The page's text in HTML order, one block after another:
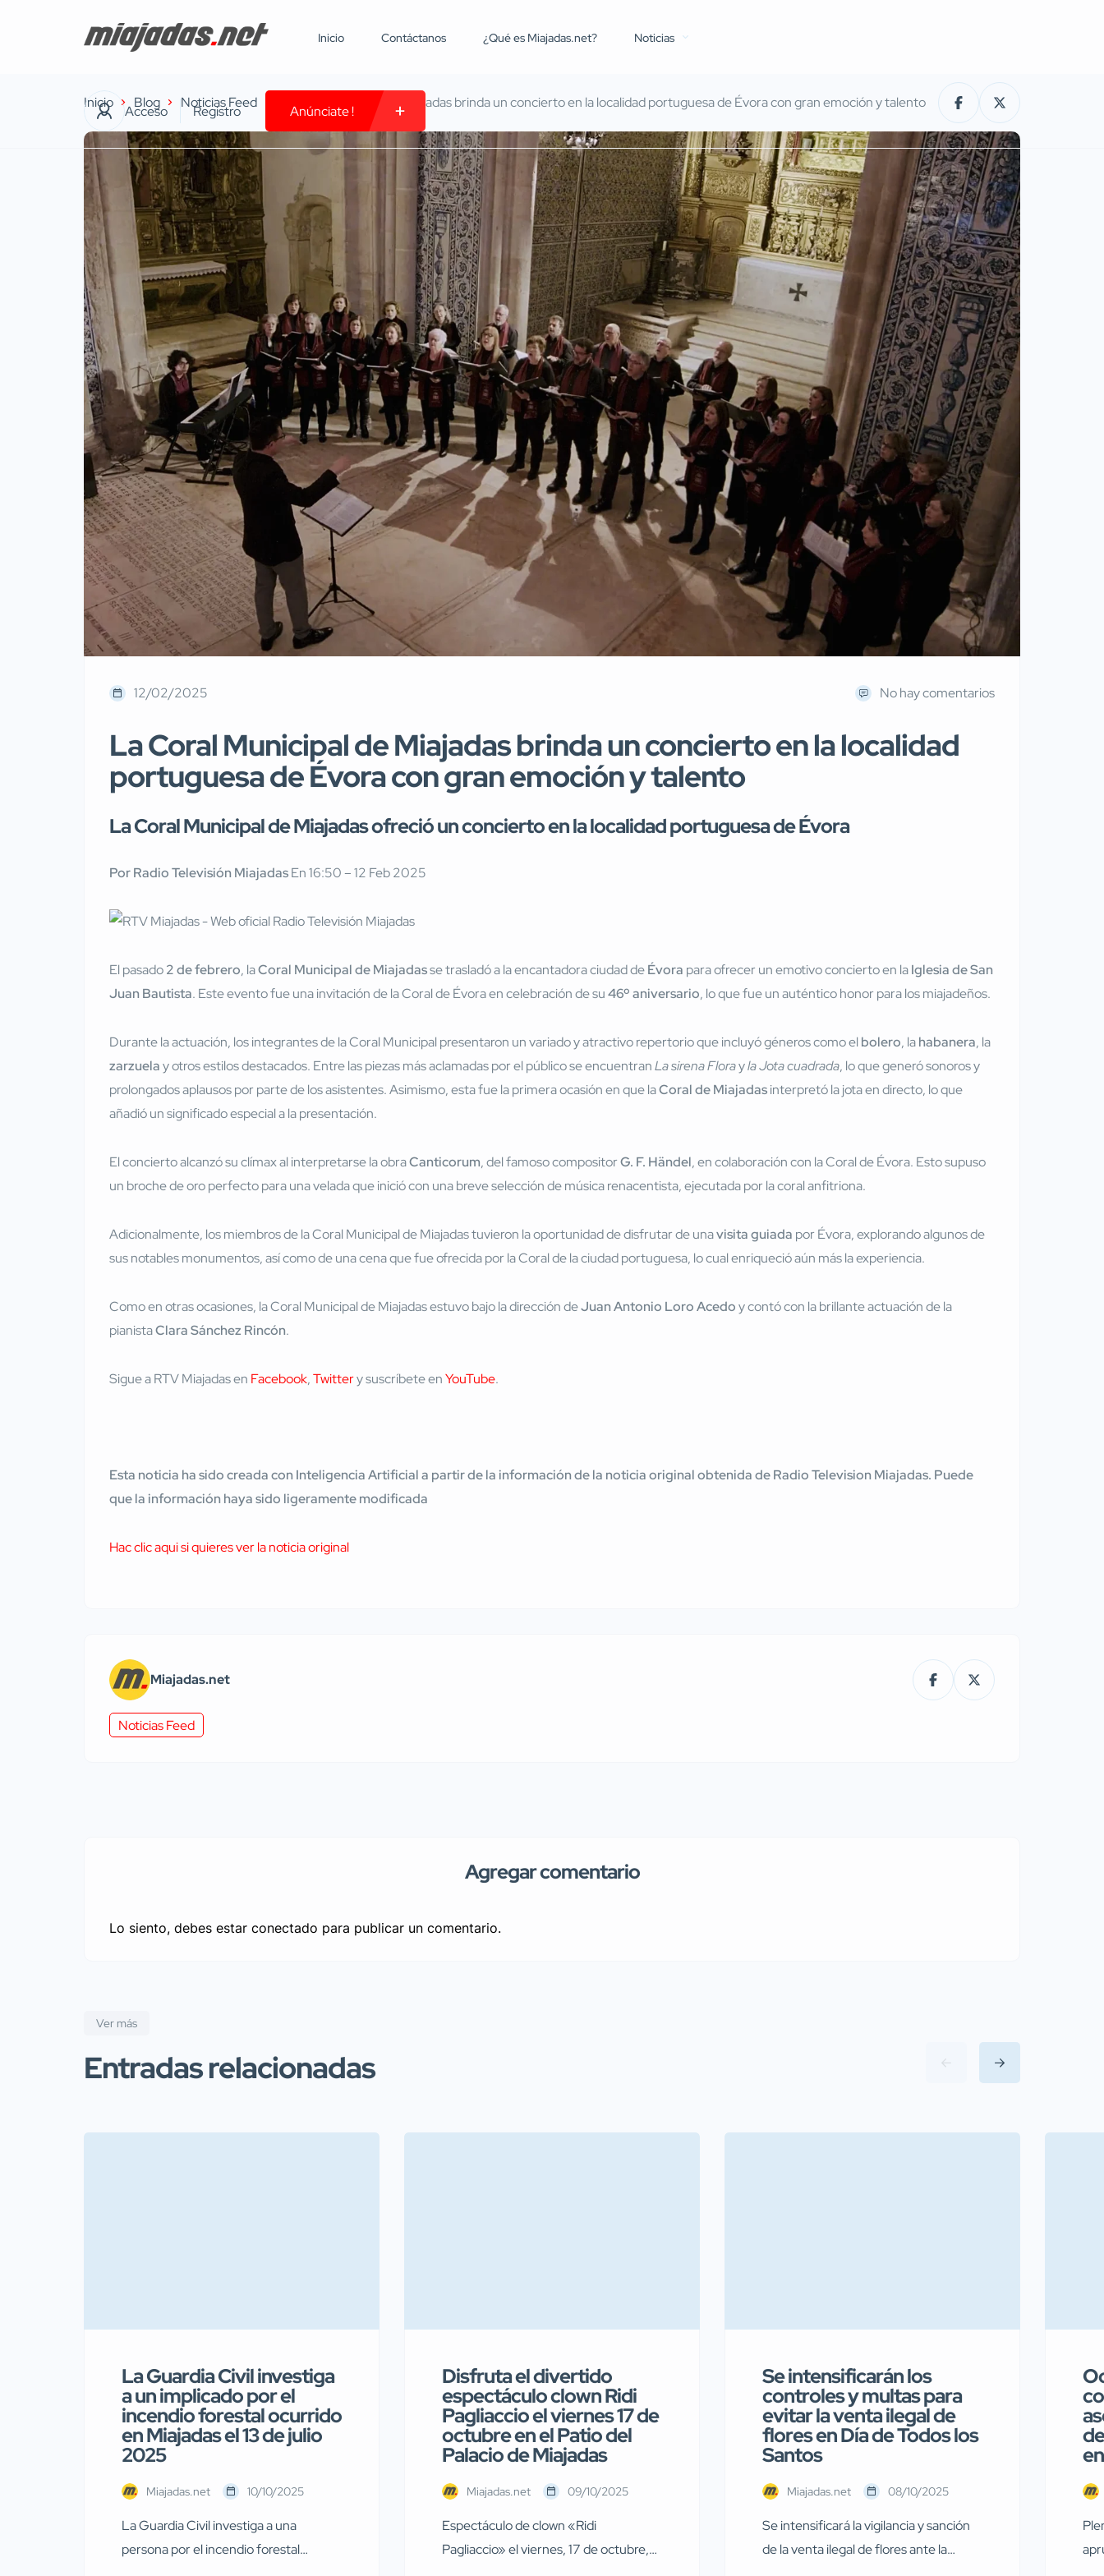
Inicio Contáctanos ¿Qué es Miajadas.net? Noticias
Acceso Registro Anúnciate !
Inicio Blog Noticias Feed La Coral Municipal de Miajadas brinda un concierto en la localidad portuguesa de Évora con gran emoción y talento
12/02/2025 No hay comentarios
La Coral Municipal de Miajadas brinda un concierto en la localidad
portuguesa de Évora con gran emoción y talento
La Coral Municipal de Miajadas ofreció un concierto en la localidad portuguesa de Évora
Por Radio Televisión MiajadasEn 16:50 – 12 Feb 2025
El pasado2 de febrero, laCoral Municipal de Miajadasse trasladó a la encantadora ciudad deÉvora para ofrecer un emotivo concierto en laIglesia de San
Juan Bautista. Este evento fue una invitación de la Coral de Évora en celebración de su46º aniversario, lo que fue un auténtico honor para los miajadeños.
Durante la actuación, los integrantes de la Coral Municipal presentaron un variado y atractivo repertorio que incluyó géneros como elbolero, lahabanera, la
zarzuelay otros estilos destacados. Entre las piezas más aclamadas por el público se encuentranLa sirena Florayla Jota cuadrada, lo que generó sonoros y
prolongados aplausos por parte de los asistentes. Asimismo, esta fue la primera ocasión en que laCoral de Miajadasinterpretó la jota en directo, lo que
añadió un significado especial a la presentación.
El concierto alcanzó su clímax al interpretarse la obraCanticorum, del famoso compositorG. F. Händel, en colaboración con la Coral de Évora. Esto supuso
un broche de oro perfecto para una velada que inició con una breve selección de música renacentista, ejecutada por la coral anfitriona.
Adicionalmente, los miembros de la Coral Municipal de Miajadas tuvieron la oportunidad de disfrutar de unavisita guiada por Évora, explorando algunos de
sus notables monumentos, así como de una cena que fue ofrecida por la Coral de la ciudad portuguesa, lo cual enriqueció aún más la experiencia.
Como en otras ocasiones, la Coral Municipal de Miajadas estuvo bajo la dirección deJuan Antonio Loro Acedoy contó con la brillante actuación de la
pianistaClara Sánchez Rincón.
Sigue a RTV Miajadas en Facebook,Twittery suscríbete enYouTube.
Esta noticia ha sido creada con Inteligencia Artificial a partir de la información de la noticia original obtenida de Radio Television Miajadas. Puede
que la información haya sido ligeramente modificada
Hac clic aqui si quieres ver la noticia original
Miajadas.net
Noticias Feed
Agregar comentario
Lo siento, debes estar conectado para publicar un comentario.
Ver más
Entradas relacionadas
La Guardia Civil investiga
a un implicado por el
incendio forestal ocurrido
en Miajadas el 13 de julio
2025
Miajadas.net 10/10/2025
La Guardia Civil investiga a una
persona por el incendio forestal
Disfruta el divertido
espectáculo clown Ridi
Pagliaccio el viernes 17 de
octubre en el Patio del
Palacio de Miajadas
Miajadas.net 09/10/2025
Espectáculo de clown «Ridi
Pagliaccio» el viernes, 17 de octubre,
Se intensificarán los
controles y multas para
evitar la venta ilegal de
flores en Día de Todos los
Santos
Miajadas.net 08/10/2025
Se intensificará la vigilancia y sanción
de la venta ilegal de flores ante la